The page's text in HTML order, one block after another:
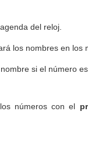
del reloj.
los nombres en los
si el número
números con el